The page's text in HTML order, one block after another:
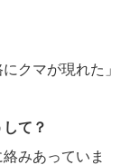
クマが現れた」
て？
みあっていま